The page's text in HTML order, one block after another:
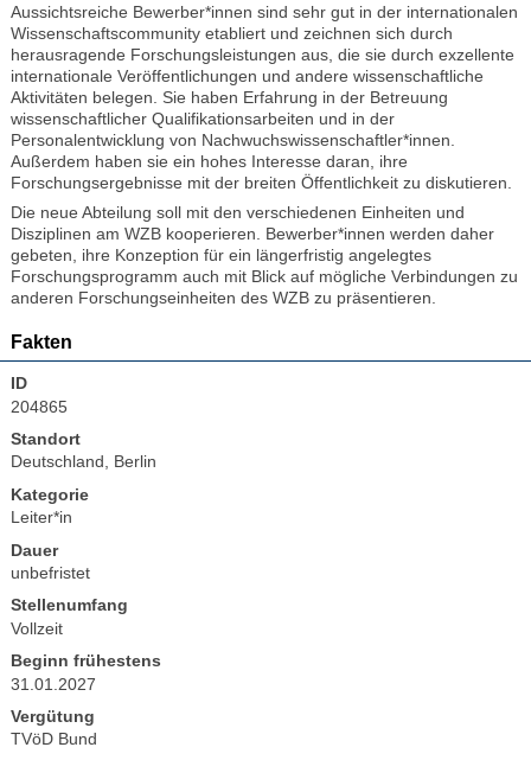
Aussichtsreiche Bewerber*innen sind sehr gut in der internationalen
Wissenschaftscommunity etabliert und zeichnen sich durch
herausragende Forschungsleistungen aus, die sie durch exzellente
internationale Veröffentlichungen und andere wissenschaftliche
Aktivitäten belegen. Sie haben Erfahrung in der Betreuung
wissenschaftlicher Qualifikationsarbeiten und in der
Personalentwicklung von Nachwuchswissenschaftler*innen.
Außerdem haben sie ein hohes Interesse daran, ihre
Forschungsergebnisse mit der breiten Öffentlichkeit zu diskutieren.
Die neue Abteilung soll mit den verschiedenen Einheiten und
Disziplinen am WZB kooperieren. Bewerber*innen werden daher
gebeten, ihre Konzeption für ein längerfristig angelegtes
Forschungsprogramm auch mit Blick auf mögliche Verbindungen zu
anderen Forschungseinheiten des WZB zu präsentieren.
Fakten
ID
204865
Standort
Deutschland, Berlin
Kategorie
Leiter*in
Dauer
unbefristet
Stellenumfang
Vollzeit
Beginn frühestens
31.01.2027
Vergütung
TVöD Bund